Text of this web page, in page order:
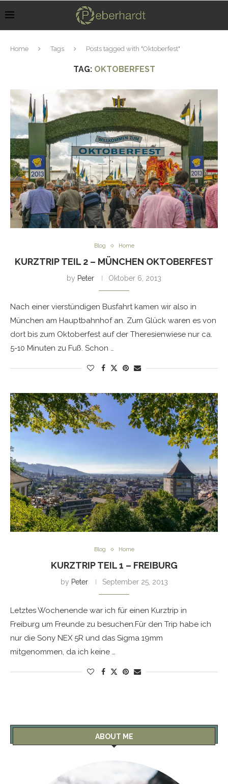
Home Tags Posts tagged with "Oktoberfest"
TAG: OKTOBERFEST
Blog Home
KURZTRIP TEIL 2 – MÜNCHEN OKTOBERFEST
by Peter Oktober 6, 2013
Nach einer vierstündigen Busfahrt kamen wir also in
München am Hauptbahnhof an. Zum Glück waren es von
dort bis zum Oktoberfest auf der Theresienwiese nur ca.
5-10 Minuten zu Fuß. Schon …
Blog Home
KURZTRIP TEIL 1 – FREIBURG
by Peter September 25, 2013
Letztes Wochenende war ich für einen Kurztrip in
Freiburg um Freunde zu besuchen.Für den Trip habe ich
nur die Sony NEX 5R und das Sigma 19mm
mitgenommen, da ich keine …
ABOUT ME